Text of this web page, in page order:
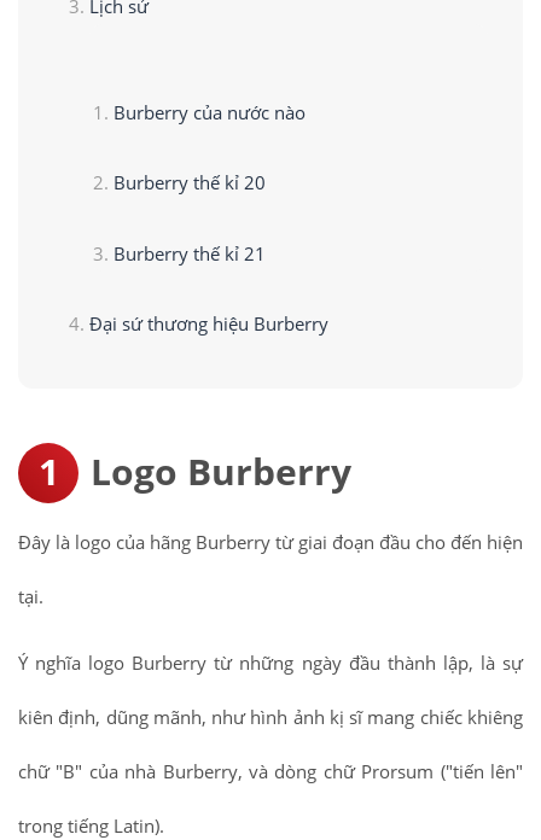
Lịch sử
Burberry của nước nào
Burberry thế kỉ 20
Burberry thế kỉ 21
Đại sứ thương hiệu Burberry
Logo Burberry
Đây là logo của hãng Burberry từ giai đoạn đầu cho đến hiện
tại.
Ý nghĩa logo Burberry từ những ngày đầu thành lập, là sự
kiên định, dũng mãnh, như hình ảnh kị sĩ mang chiếc khiêng
chữ "B" của nhà Burberry, và dòng chữ Prorsum ("tiến lên"
trong tiếng Latin).